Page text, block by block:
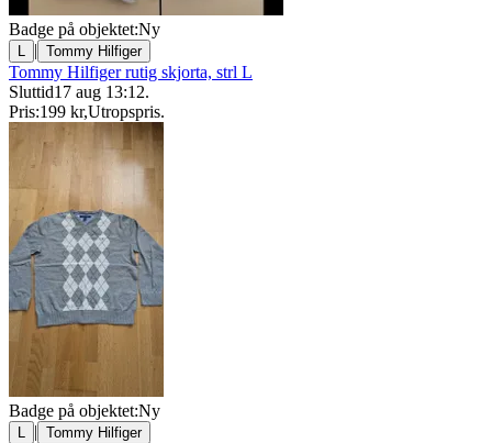
Badge på objektet:Ny
L | Tommy Hilfiger
Tommy Hilfiger rutig skjorta, strl L
Sluttid17 aug 13:12.
Pris:199 kr,Utropspris.
Badge på objektet:Ny
L | Tommy Hilfiger